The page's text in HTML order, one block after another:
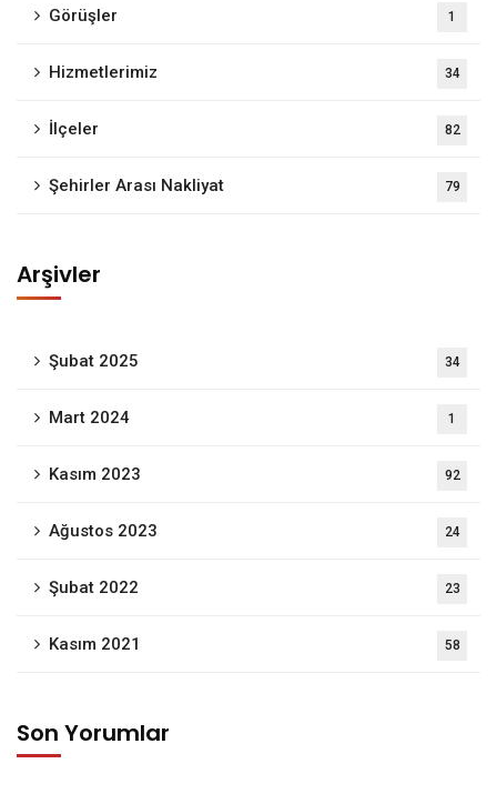
Görüşler 1
Hizmetlerimiz 34
İlçeler 82
Şehirler Arası Nakliyat 79
Arşivler
Şubat 2025 34
Mart 2024 1
Kasım 2023 92
Ağustos 2023 24
Şubat 2022 23
Kasım 2021 58
Son Yorumlar